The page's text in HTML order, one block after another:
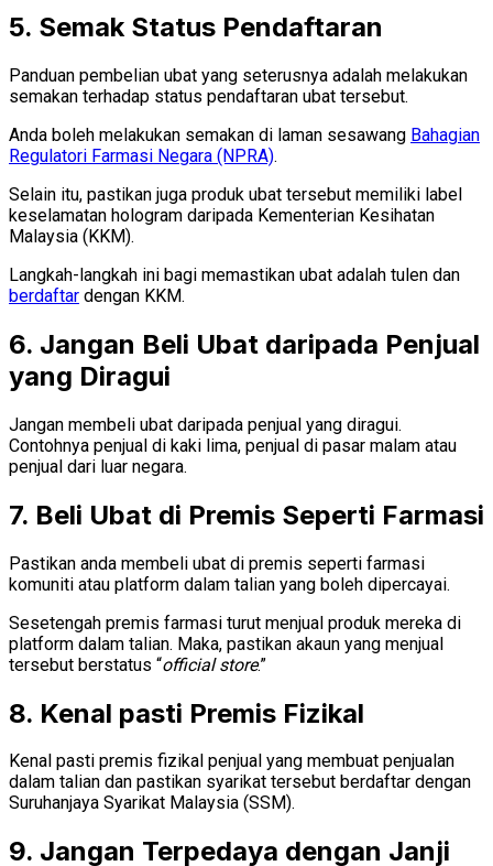
5. Semak Status Pendaftaran
Panduan pembelian ubat yang seterusnya adalah melakukan
semakan terhadap status pendaftaran ubat tersebut.
Anda boleh melakukan semakan di laman sesawang Bahagian
Regulatori Farmasi Negara (NPRA).
Selain itu, pastikan juga produk ubat tersebut memiliki label
keselamatan hologram daripada Kementerian Kesihatan
Malaysia (KKM).
Langkah-langkah ini bagi memastikan ubat adalah tulen dan
berdaftar dengan KKM.
6. Jangan Beli Ubat daripada Penjual
yang Diragui
Jangan membeli ubat daripada penjual yang diragui.
Contohnya penjual di kaki lima, penjual di pasar malam atau
penjual dari luar negara.
7. Beli Ubat di Premis Seperti Farmasi
Pastikan anda membeli ubat di premis seperti farmasi
komuniti atau platform dalam talian yang boleh dipercayai.
Sesetengah premis farmasi turut menjual produk mereka di
platform dalam talian. Maka, pastikan akaun yang menjual
tersebut berstatus “official store.”
8. Kenal pasti Premis Fizikal
Kenal pasti premis fizikal penjual yang membuat penjualan
dalam talian dan pastikan syarikat tersebut berdaftar dengan
Suruhanjaya Syarikat Malaysia (SSM).
9. Jangan Terpedaya dengan Janji